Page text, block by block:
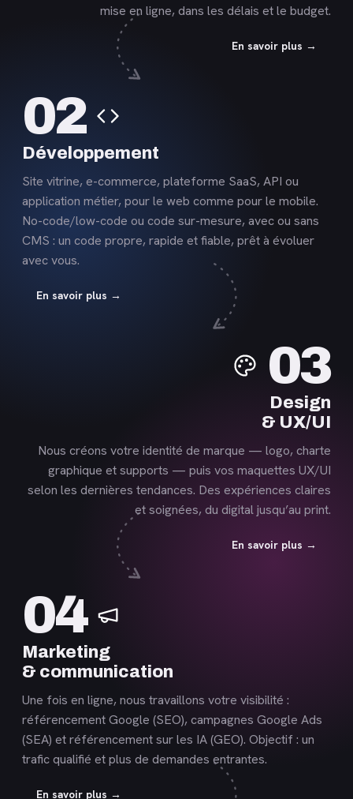
mise en ligne, dans les délais et le budget.
En savoir plus →
Site vitrine, e-commerce, plateforme SaaS, API ou
application métier, pour le web comme pour le mobile.
No-code/low-code ou code sur-mesure, avec ou sans
CMS : un code propre, rapide et fiable, prêt à évoluer
avec vous.
En savoir plus →
plus
Développement
02
03
Design
& UX/UI
savoir
plus
Nous créons votre identité de marque — logo, charte
graphique et supports — puis vos maquettes UX/UI
selon les dernières tendances. Des expériences claires
et soignées, du digital jusqu’au print.
En savoir plus →
Une fois en ligne, nous travaillons votre visibilité :
référencement Google (SEO), campagnes Google Ads
(SEA) et référencement sur les IA (GEO). Objectif : un
trafic qualifié et plus de demandes entrantes.
En savoir plus →
plus
Marketing
& communication
04